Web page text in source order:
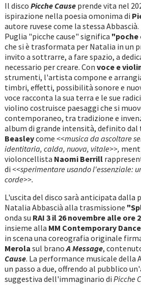
Il disco Picche Causeprende vita nel
ispirazione nella poesia omonima di
autore ruvese come la stessa
Puglia "picche cause" significa "poche
che si è trasformata per Natalia in un
invito a sottrarre, a fare spazio, a
necessario per creare. Con voce e
strumenti, l'artista compone e
timbri, effetti, possibilità sonore e
voce racconta la sua terra e le sue
violino costruisce paesaggi che si
contemporaneo, tra tradizione e
album di grande intensità, definito dal
Beasleycome <<musica da ascoltare
identitaria, calda, nuova, vitale>>,
violoncellista Naomi Berrill
di <<sperimentare usando l'essenziale:
corde>>.
L'uscita del disco sarà anticipata dalla
Natalia Abbascià alla trasmissione
onda su RAI 3 il 26 novembre alle ore
insieme alla MM Contemporary
in scena una coreografia originale
Merola sul branoA Message,
Cause. La performance musicale della
un passo a due, offrendo al pubblico
suggestiva dell'immaginario di Picche